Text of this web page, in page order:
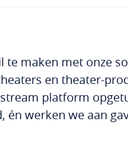
te maken met onze
en theater-
platform
werken we aan